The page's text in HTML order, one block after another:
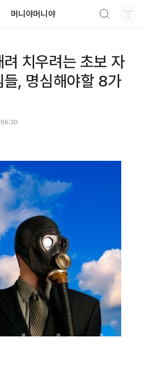
머니야머니야
치우려는 초보 자
들, 명심해야할 8가
06:30